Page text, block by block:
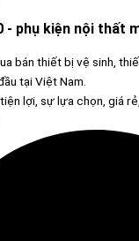
- phụ kiện nội thất
bán thiết bị vệ sinh,
tại Việt Nam.
lợi, sự lựa chọn, giá